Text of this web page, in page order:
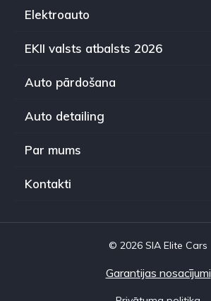
Elektroauto
EKII valsts atbalsts 2026
Auto pārdošana
Auto detailing
Par mums
Kontakti
© 2026 SIA Elite Cars
Garantijas nosacījumi